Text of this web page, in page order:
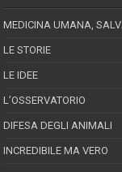
MEDICINA UMANA,
LE STORIE
LE IDEE
L’OSSERVATORIO
DIFESA DEGLI ANIMALI
INCREDIBILE MA VERO